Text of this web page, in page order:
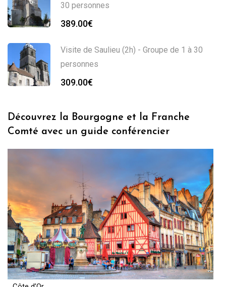
30 personnes
389.00€
Visite de Saulieu (2h) - Groupe de 1 à 30
personnes
309.00€
Découvrez la Bourgogne et la Franche
Comté avec un guide conférencier